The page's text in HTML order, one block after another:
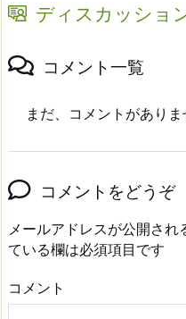
ディスカッショ
コメント一覧
まだ、コメントがありま
コメントをどうぞ
メールアドレスが公開され
ている欄は必須項目です
コメント